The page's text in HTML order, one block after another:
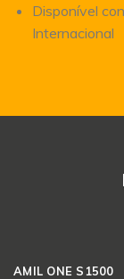
Disponível
Internacional
AMIL ONE S1500